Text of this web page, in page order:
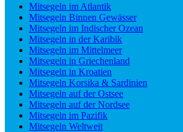
Mitsegeln im Atlantik
Mitsegeln Binnen Gewässer
Mitsegeln im Indischer Ozean
Mitsegeln in der Karibik
Mitsegeln im Mittelmeer
Mitsegeln in Griechenland
Mitsegeln in Kroatien
Mitsegeln Korsika & Sardinien
Mitsegeln auf der Ostsee
Mitsegeln auf der Nordsee
Mitsegeln im Pazifik
Mitsegeln Weltweit